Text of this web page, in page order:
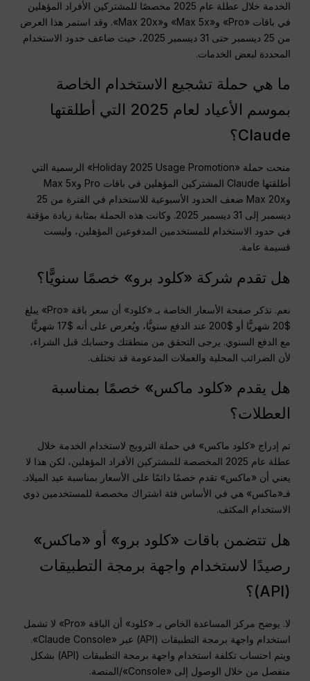
الخدمة خلال عطلة عام 2025 مخصصًا للمشتركين الأفراد المؤهلين
في باقات «Pro» و«Max 5x» و«Max 20x». وقد استمر هذا العرض
من 25 ديسمبر حتى 31 ديسمبر 2025، حيث ضاعف حدود الاستخدام
المحددة لبعض الخدمات.
ما هي حملة تشجيع الاستخدام الخاصة
بموسم الأعياد لعام 2025 التي أطلقتها
Claude؟
منحت حملة «Holiday 2025 Usage Promotion» الرسمية التي
أطلقتها Claude المشتركين المؤهلين في باقات Pro وMax 5x
وMax 20x ضعف الحدود الأسبوعية للاستخدام في الفترة من 25
ديسمبر إلى 31 ديسمبر 2025. وكانت هذه الحملة بمثابة زيادة مؤقتة
في حدود الاستخدام للمستخدمين المدفوعين المؤهلين، وليست
قسيمة عامة.
هل تقدم شركة «كلود برو» خصمًا سنويًّا؟
نعم. تذكر صفحة الأسعار الخاصة بـ «كلود» أن سعر باقة «Pro» يبلغ
$20 شهريًّا أو $200 عند الدفع سنويًّا، ويُعرض على أنه $17 شهريًّا
مع الدفع السنوي. يرجى التحقق من منطقتك وحسابك قبل الشراء،
لأن الضرائب المحلية والعملات المدعومة قد تختلف.
هل يقدم «كلود ماكس» خصمًا بمناسبة
العطلات؟
تم إدراج «كلود ماكس» في حملة الترويج لاستخدام الخدمة خلال
عطلة عام 2025 المخصصة للمشتركين الأفراد المؤهلين، لكن هذا لا
يعني أن «ماكس» تقدم خصمًا دائمًا على الأسعار بمناسبة عيد الميلاد.
فـ«ماكس» هي في الأساس فئة اشتراك مخصصة للمستخدمين ذوي
الاستخدام المكثف.
هل تتضمن باقات «كلود برو» أو «ماكس»
رصيدًا لاستخدام واجهة برمجة التطبيقات
(API)؟
لا. يوضح مركز المساعدة الخاص بـ «كلود» أن الباقة «Pro» لا تشمل
استخدام واجهة برمجة التطبيقات (API) عبر «Claude Console».
ويتم احتساب تكلفة استخدام واجهة برمجة التطبيقات (API) بشكل
منفصل من خلال الوصول إلى «Console»/المنصة.